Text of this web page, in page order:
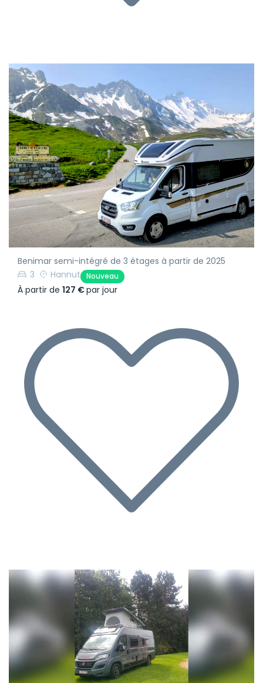
Benimar semi-intégré de 3 étages à partir de 2025
3
Hannut Nouveau
À partir de 127 €par jour